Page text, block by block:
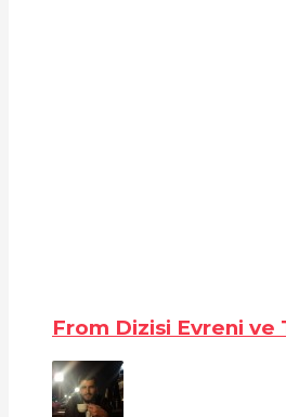
From Dizisi Evreni ve